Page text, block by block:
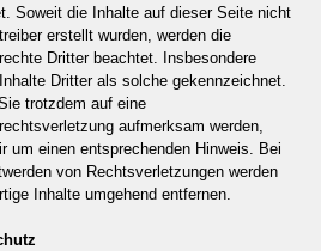
Soweit die Inhalte auf dieser Seite nicht
erstellt wurden, werden die
Dritter beachtet. Insbesondere
Dritter als solche gekennzeichnet.
trotzdem auf eine
aufmerksam werden,
um einen entsprechenden Hinweis. Bei
von Rechtsverletzungen werden
Inhalte umgehend entfernen.